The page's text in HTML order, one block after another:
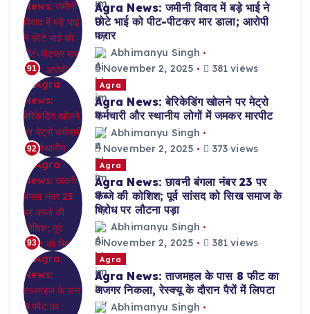
91
Agra News: जमीनी विवाद में बड़े भाई ने
छोटे भाई को पीट-पीटकर मार डाला; आरोपी
फरार
Abhimanyu Singh
November 2, 2025
381 views
92
Agra
Agra News: बेरिकेडिंग खोलने पर मेट्रो
कर्मचारी और स्थानीय लोगों में जमकर मारपीट
Abhimanyu Singh
November 2, 2025
373 views
93
Agra
Agra News: छावनी बंगला नंबर 23 पर
कब्जे की कोशिश; पूर्व सांसद को सिख समाज के
विरोध पर लौटना पड़ा
Abhimanyu Singh
November 2, 2025
381 views
Agra
Agra News: ताजमहल के पास 8 फीट का
अजगर निकला, रेस्क्यू के दौरान पैरों में लिपटा
Abhimanyu Singh